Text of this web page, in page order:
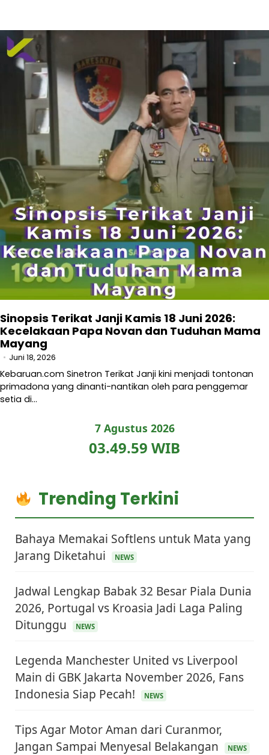
Sinopsis Terikat Janji Kamis 18 Juni 2026:
Kecelakaan Papa Novan dan Tuduhan Mama
Mayang
Juni 18, 2026
Kebaruan.com Sinetron Terikat Janji kini menjadi tontonan
primadona yang dinanti-nantikan oleh para penggemar
setia di…
7 Agustus 2026
03.50.00 WIB
Trending Terkini
Bahaya Memakai Softlens untuk Mata yang
Jarang Diketahui
NEWS
Jadwal Lengkap Babak 32 Besar Piala Dunia
2026, Portugal vs Kroasia Jadi Laga Paling
Ditunggu
NEWS
Legenda Manchester United vs Liverpool
Main di GBK Jakarta November 2026, Fans
Indonesia Siap Pecah!
NEWS
Tips Agar Motor Aman dari Curanmor,
Jangan Sampai Menyesal Belakangan
NEWS